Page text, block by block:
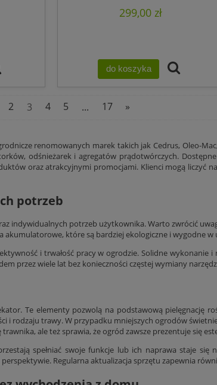
299,00 zł
do koszyka
2 3 4 5 ... 17 »
renomowanych marek takich jak Cedrus, Oleo-
odśnieżarek i agregatów prądotwórczych.
oraz atrakcyjnymi promocjami. Klienci mogą liczyć
potrzeb
indywidualnych potrzeb użytkownika. Warto zwrócić
które są bardziej ekologiczne i wygodne w
i trwałość pracy w ogrodzie. Solidne wykonanie
przez wiele lat bez konieczności częstej wymiany
Te elementy pozwolą na podstawową pielęgnację
i rodzaju trawy. W przypadku mniejszych ogrodów
ale też sprawia, że ogród zawsze prezentuje się
spełniać swoje funkcje lub ich naprawa staje się
Regularna aktualizacja sprzętu zapewnia